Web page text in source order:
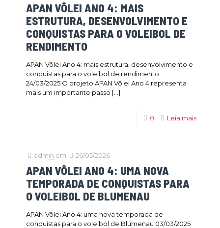
APAN VÔLEI ANO 4: MAIS
ESTRUTURA, DESENVOLVIMENTO E
CONQUISTAS PARA O VOLEIBOL DE
RENDIMENTO
APAN Vôlei Ano 4: mais estrutura, desenvolvimento e
conquistas para o voleibol de rendimento
24/03/2025 O projeto APAN Vôlei Ano 4 representa
mais um importante passo […]
0 Leia mais
admin em 26/05/2026
APAN VÔLEI ANO 4: UMA NOVA
TEMPORADA DE CONQUISTAS PARA
O VOLEIBOL DE BLUMENAU
APAN Vôlei Ano 4: uma nova temporada de
conquistas para o voleibol de Blumenau 03/03/2025